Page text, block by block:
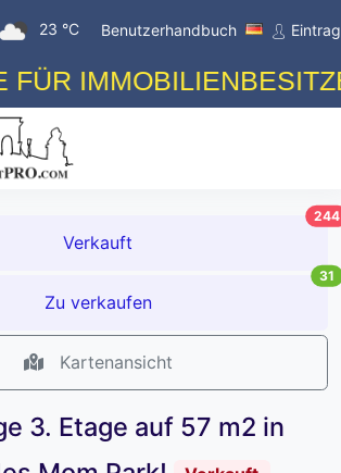
23 °C Benutzerhandbuch
Verkauft
244
Zu verkaufen
31
Kartenansicht
3. Etage auf 57 m2 in